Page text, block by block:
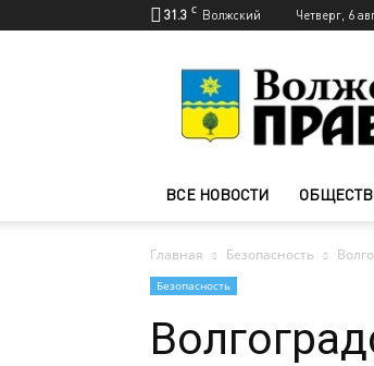
31.3 C Волжский Четверг, 6
—
ВСЕ НОВОСТИ
Главная Безопасность
Безопасность